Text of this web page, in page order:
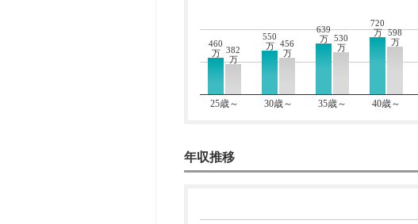
460
万
382
万
25歳～
550
万
456
万
30歳～
639
万
530
万
35歳～
720
万
598
万
40歳～
年収推移